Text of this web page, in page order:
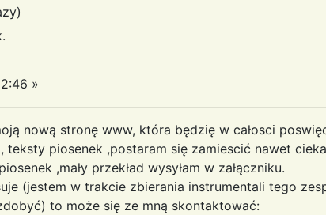
»
nową stronę www, która będzię w całosci
teksty piosenek ,postaram się zamiescić nawet
,mały przekład wysyłam w załączniku.
(jestem w trakcie zbierania instrumentali tego
to może się ze mną skontaktować: